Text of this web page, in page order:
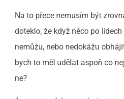
Na to přece nemusím být
doteklo, že když něco po
nemůžu, nebo nedokážu
bych to měl udělat aspoň co
ne?